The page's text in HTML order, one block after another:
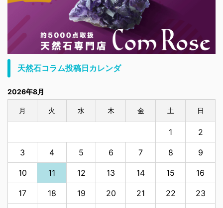
天然石コラム投稿日カレンダ
2026年8月
月 火 水 木 金 土 日
1 2
3 4 5 6 7 8 9
10 11 12 13 14 15 16
17 18 19 20 21 22 23